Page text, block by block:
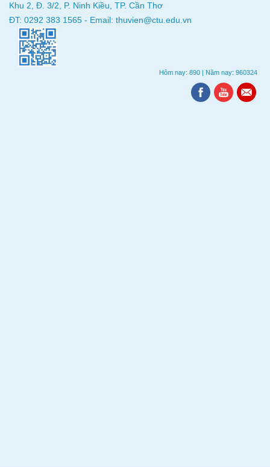
Khu 2, Đ. 3/2, P. Ninh Kiều, TP. Cần Thơ
ĐT: 0292 383 1565 - Email: thuvien@ctu.edu.vn
Hôm nay: 890 | Năm nay: 960324